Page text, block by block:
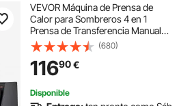
VEVOR Máquina de Prensa de
Calor para Sombreros 4 en 1
Prensa de Transferencia Manual
580W Máquina de Prensa de Calor
Multifuncional 50 x 25,8 x 36,2 cm
con Pantalla Dual y Control Digital
Inteligente
(680)
11690€
Disponible